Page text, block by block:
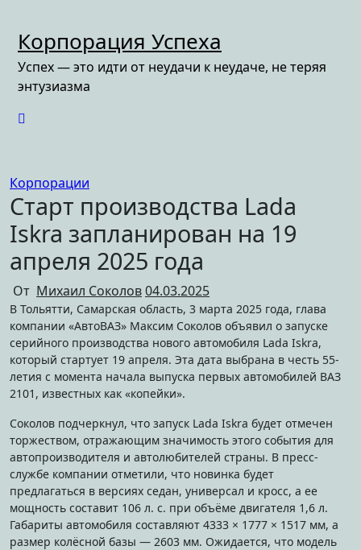
содержимому
Корпорация Успеха
Успех — это идти от неудачи к неудаче, не теряя
энтузиазма
Корпорации
Старт производства Lada
Iskra запланирован на 19
апреля 2025 года
От Михаил Соколов04.03.2025
В Тольятти, Самарская область, 3 марта 2025 года, глава
компании «АвтоВАЗ» Максим Соколов объявил о запуске
серийного производства нового автомобиля Lada Iskra,
который стартует 19 апреля. Эта дата выбрана в честь 55-
летия с момента начала выпуска первых автомобилей ВАЗ
2101, известных как «копейки».
Соколов подчеркнул, что запуск Lada Iskra будет отмечен
торжеством, отражающим значимость этого события для
автопроизводителя и автолюбителей страны. В пресс-
службе компании отметили, что новинка будет
предлагаться в версиях седан, универсал и кросс, а ее
мощность составит 106 л. с. при объёме двигателя 1,6 л.
Габариты автомобиля составляют 4333 × 1777 × 1517 мм, а
размер колёсной базы — 2603 мм. Ожидается, что модель